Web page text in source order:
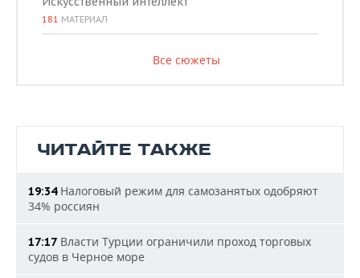
181 МАТЕРИАЛ
Все сюжеты
ЧИТАЙТЕ ТАКЖЕ
19:34Налоговый режим для самозанятых одобряют
34% россиян
17:17 Власти Турции ограничили проход торговых
судов в Черное море